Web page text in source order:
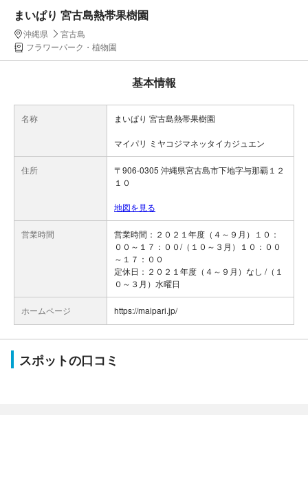
まいぱり 宮古島熱帯果樹園
沖縄県
宮古島
フラワーパーク・植物園
基本情報
名称 まいぱり 宮古島熱帯果樹園
マイパリ ミヤコジマネッタイカジュエン
住所
〒906-0305 沖縄県宮古島市下地字与那覇１２
１０
地図を見る
営業時間
営業時間：２０２１年度（４～９月）１０：
００～１７：００/（１０～３月）１０：００
～１７：００
定休日：２０２１年度（４～９月）なし /（１
ホームページ https://maipari.jp/
スポットの口コミ